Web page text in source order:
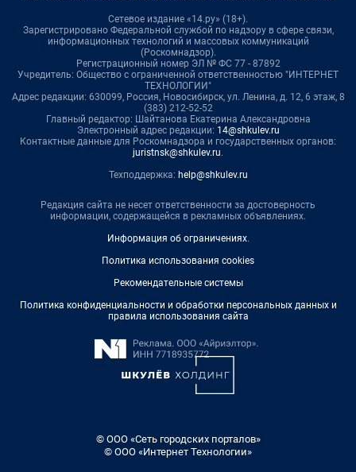
Сетевое издание «14.ру» (18+).
Зарегистрировано Федеральной службой по надзору в сфере связи,
информационных технологий и массовых коммуникаций
(Роскомнадзор).
Регистрационный номер ЭЛ № ФС 77 - 87892
Учредитель: Общество с ограниченной ответственностью "ИНТЕРНЕТ
ТЕХНОЛОГИИ"
Адрес редакции: 630099, Россия, Новосибирск, ул. Ленина, д. 12, 6 этаж, 8
(383) 212-52-52
Главный редактор: Шайтанова Екатерина Александровна
Электронный адрес редакции: 14@shkulev.ru
Контактные данные для Роскомнадзора и государственных органов:
juristnsk@shkulev.ru.
Техподдержка: help@shkulev.ru
Редакция сайта не несет ответственности за достоверность
информации, содержащейся в рекламных объявлениях.
Информация об ограничениях.
Политика использования cookies
Рекомендательные системы
Политика конфиденциальности и обработки персональных данных и
правила использования сайта
© ООО «Сеть городских порталов»
© ООО «Интернет Технологии»